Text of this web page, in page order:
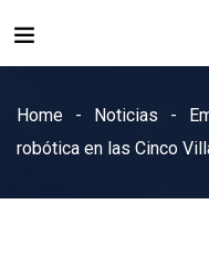
Home Noticias
robótica en las Cinco